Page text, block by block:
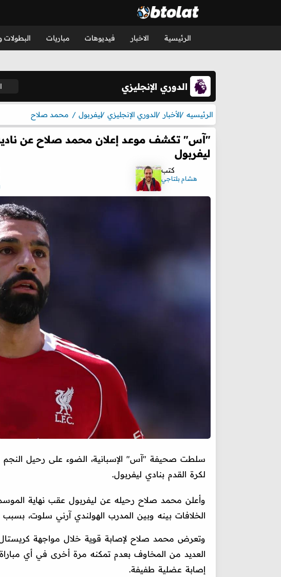
الرئيسية الاخبار فيديوهات مباريات البطولات
الدوري الإنجليزي
الرئيسيه الأخبار الدوري الإنجليزي ليفربول محمد صلاح
"آس" تكشف موعد إعلان محمد صلاح عن
ليفربول
كتب
هشام بلتاجي
سلطت صحيفة "آس" الإسبانية، الضوء على رحيل النجم
لكرة القدم بنادي ليفربول.
الخلافات بينه وبين المدرب الهولندي آرني سلوت، بسبب
وتعرض محمد صلاح لإصابة قوية خلال مواجهة كريستال
العديد من المخاوف بعدم تمكنه مرة أخرى في أي
إصابة عضلية طفيفة.